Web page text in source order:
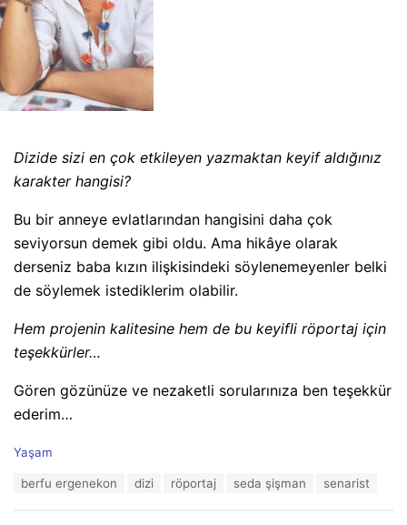
Dizide sizi en çok etkileyen yazmaktan keyif aldığınız
karakter hangisi?
Bu bir anneye evlatlarından hangisini daha çok
seviyorsun demek gibi oldu. Ama hikâye olarak
derseniz baba kızın ilişkisindeki söylenemeyenler belki
de söylemek istediklerim olabilir.
Hem projenin kalitesine hem de bu keyifli röportaj için
teşekkürler…
Gören gözünüze ve nezaketli sorularınıza ben teşekkür
ederim…
C
Yaşam
berfu ergenekon dizi röportaj seda şişman senarist